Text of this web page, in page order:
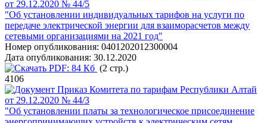
от 29.12.2020 № 44/5
"Об установлении индивидуальных тарифов на услуги по
передаче электрической энергии для взаиморасчетов между
сетевыми организациями на 2021 год"
Номер опубликования: 0401202012300004
Дата опубликования: 30.12.2020
PDF: 84 Кб (2 стр.)
4106
Приказ Комитета по тарифам Республики Алтай
от 29.12.2020 № 44/3
"Об установлении платы за технологическое присоединение